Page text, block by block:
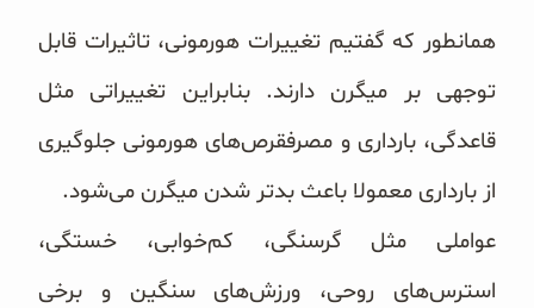
همانطور که گفتیم تغییرات هورمونی، تاثیرات قابل
توجهی بر میگرن دارند. بنابراین تغییراتی مثل
قاعدگی، بارداری و مصرفقرص‌های هورمونی جلوگیری
از بارداری معمولا باعث بدتر شدن میگرن می‌شود.
عواملی مثل گرسنگی، کم‌خوابی، خستگی،
استرس‌های روحی، ورزش‌های سنگین و برخی